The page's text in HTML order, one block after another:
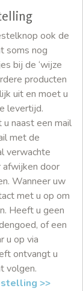
ook de
soms nog
bij de ‘wijze
producten
uit en moet u
levertijd.
naast een mail
met de
verwachte
afwijken door
Wanneer uw
met u op om
Heeft u geen
of een
u op via
ontvangt u
volgen.
>>